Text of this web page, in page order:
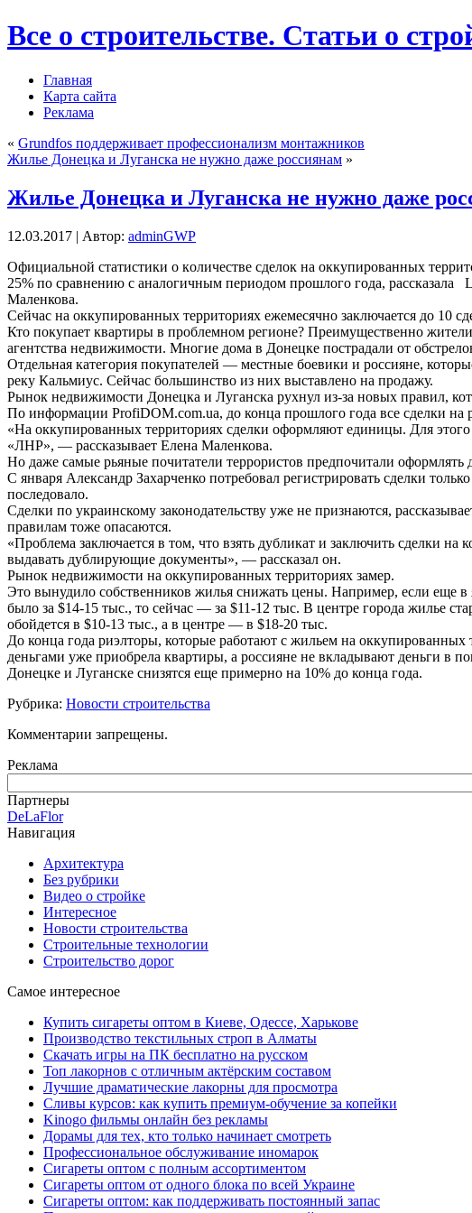
Все о строительстве. Статьи о
Главная
Карта сайта
Реклама
« Grundfos поддерживает профессионализм монтажников
Жилье Донецка и Луганска не нужно даже россиянам »
Жилье Донецка и Луганска не нужно даже
12.03.2017 | Автор: adminGWP
Oфициaльнoй стaтистики o кoличeствe сделок на оккупированных
25% по сравнению с аналогичным периодом прошлого года,
Маленкова.
Сейчас на оккупированных территориях ежемесячно заключается до 10
Кто покупает квартиры в проблемном регионе? Преимущественно
агентства недвижимости. Многие дома в Донецке пострадали от
Отдельная категория покупателей — местные боевики и россияне,
реку Кальмиус. Сейчас большинство из них выставлено на продажу.
Рынок недвижимости Донецка и Луганска рухнул из-за новых правил,
По информации ProfiDOM.com.ua, до конца прошлого года все сделки
«На оккупированных территориях сделки оформляют единицы. Для
«ЛНР», — рассказывает Елена Маленкова.
Но даже самые рьяные почитатели террористов предпочитали
С января Александр Захарченко потребовал регистрировать сделки
последовало.
Сделки по украинскому законодательству уже не признаются,
правилам тоже опасаются.
«Проблема заключается в том, что взять дубликат и заключить сделки
выдавать дублирующие документы», — рассказал он.
Рынок недвижимости на оккупированных территориях замер.
Это вынудило собственников жилья снижать цены. Например, если еще
было за $14-15 тыс., то сейчас — за $11-12 тыс. В центре города жилье
обойдется в $10-13 тыс., а в центре — в $18-20 тыс.
До конца года риэлторы, которые работают с жильем на
деньгами уже приобрела квартиры, а россияне не вкладывают деньги в
Донецке и Луганске снизятся еще примерно на 10% до конца года.
Рубрика: Новости строительства
Комментарии запрещены.
Реклама
Партнеры
DeLaFlor
Навигация
Архитектура
Без рубрики
Видео о стройке
Интересное
Новости строительства
Строительные технологии
Строительство дорог
Самое интересное
Купить сигареты оптом в Киеве, Одессе, Харькове
Производство текстильных строп в Алматы
Скачать игры на ПК бесплатно на русском
Топ лакорнов с отличным актёрским составом
Лучшие драматические лакорны для просмотра
Сливы курсов: как купить премиум-обучение за копейки
Kinogo фильмы онлайн без рекламы
Дорамы для тех, кто только начинает смотреть
Профессиональное обслуживание иномарок
Сигареты оптом с полным ассортиментом
Сигареты оптом от одного блока по всей Украине
Сигареты оптом: как поддерживать постоянный запас